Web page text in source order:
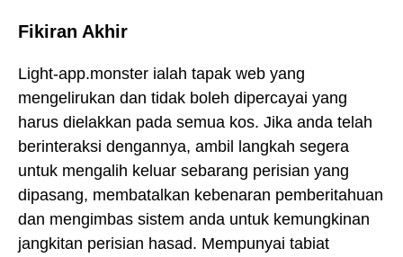
Fikiran Akhir
Light-app.monster ialah tapak web yang
mengelirukan dan tidak boleh dipercayai yang
harus dielakkan pada semua kos. Jika anda telah
berinteraksi dengannya, ambil langkah segera
untuk mengalih keluar sebarang perisian yang
dipasang, membatalkan kebenaran pemberitahuan
dan mengimbas sistem anda untuk kemungkinan
jangkitan perisian hasad. Mempunyai tabiat